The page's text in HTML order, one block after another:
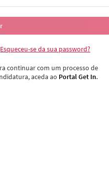
Esqueceu-se da sua password?
continuar com um processo de
aceda ao Portal Get In.